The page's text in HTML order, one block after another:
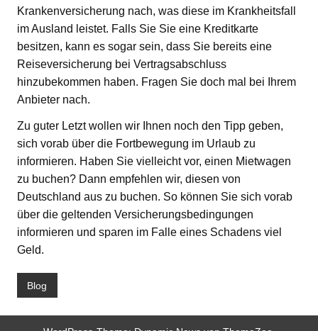
Krankenversicherung nach, was diese im Krankheitsfall
im Ausland leistet. Falls Sie Sie eine Kreditkarte
besitzen, kann es sogar sein, dass Sie bereits eine
Reiseversicherung bei Vertragsabschluss
hinzubekommen haben. Fragen Sie doch mal bei Ihrem
Anbieter nach.
Zu guter Letzt wollen wir Ihnen noch den Tipp geben,
sich vorab über die Fortbewegung im Urlaub zu
informieren. Haben Sie vielleicht vor, einen Mietwagen
zu buchen? Dann empfehlen wir, diesen von
Deutschland aus zu buchen. So können Sie sich vorab
über die geltenden Versicherungsbedingungen
informieren und sparen im Falle eines Schadens viel
Geld.
Blog